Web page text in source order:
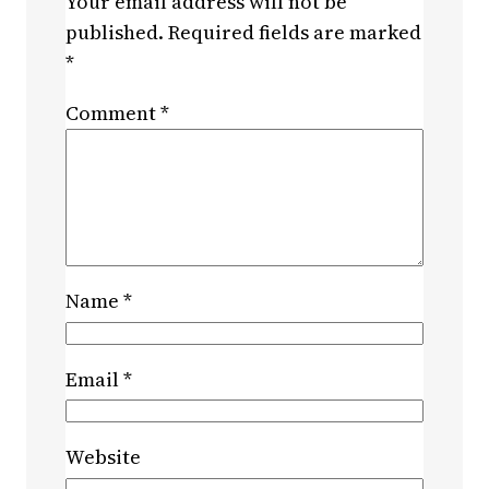
published. Required fields are marked
*
Comment*
Name *
Email*
Website